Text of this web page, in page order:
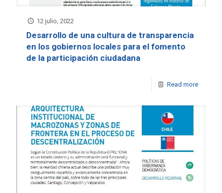
12 julio, 2022
Desarrollo de una cultura de transparencia
en los gobiernos locales para el fomento
de la participación ciudadana
Read more